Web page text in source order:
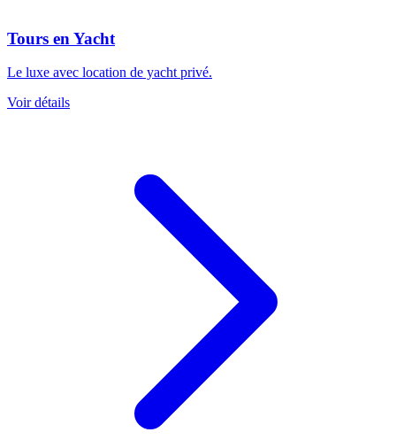
Tours en Yacht
Le luxe avec location de yacht privé.
Voir détails